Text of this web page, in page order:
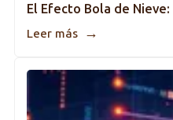
El Efecto Bola de
Leer más →